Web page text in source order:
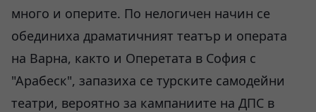
много и оперите. По нелогичен начин се
обединиха драматичният театър и операта
на Варна, както и Оперетата в София с
"Арабеск", запазиха се турските самодейни
театри, вероятно за кампаниите на ДПС в